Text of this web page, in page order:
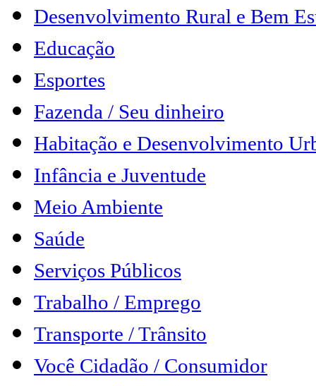
Desenvolvimento Rural e Bem
Educação
Esportes
Fazenda / Seu dinheiro
Habitação e Desenvolvimento
Infância e Juventude
Meio Ambiente
Saúde
Serviços Públicos
Trabalho / Emprego
Transporte / Trânsito
Você Cidadão / Consumidor